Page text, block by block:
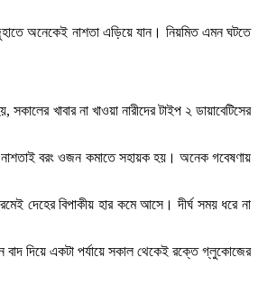
অনেকেই নাশতা এড়িয়ে যান। নিয়মিত এমন ঘটতে
খাবার না খাওয়া নারীদের টাইপ ২ ডায়াবেটিসের
নাশতাই বরং ওজন কমাতে সহায়ক হয়। অনেক গবেষণায়
দেহের বিপাকীয় হার কমে আসে। দীর্ঘ সময় ধরে না
বাদ দিয়ে একটা পর্যায়ে সকাল থেকেই রক্তে গ্লুকোজের